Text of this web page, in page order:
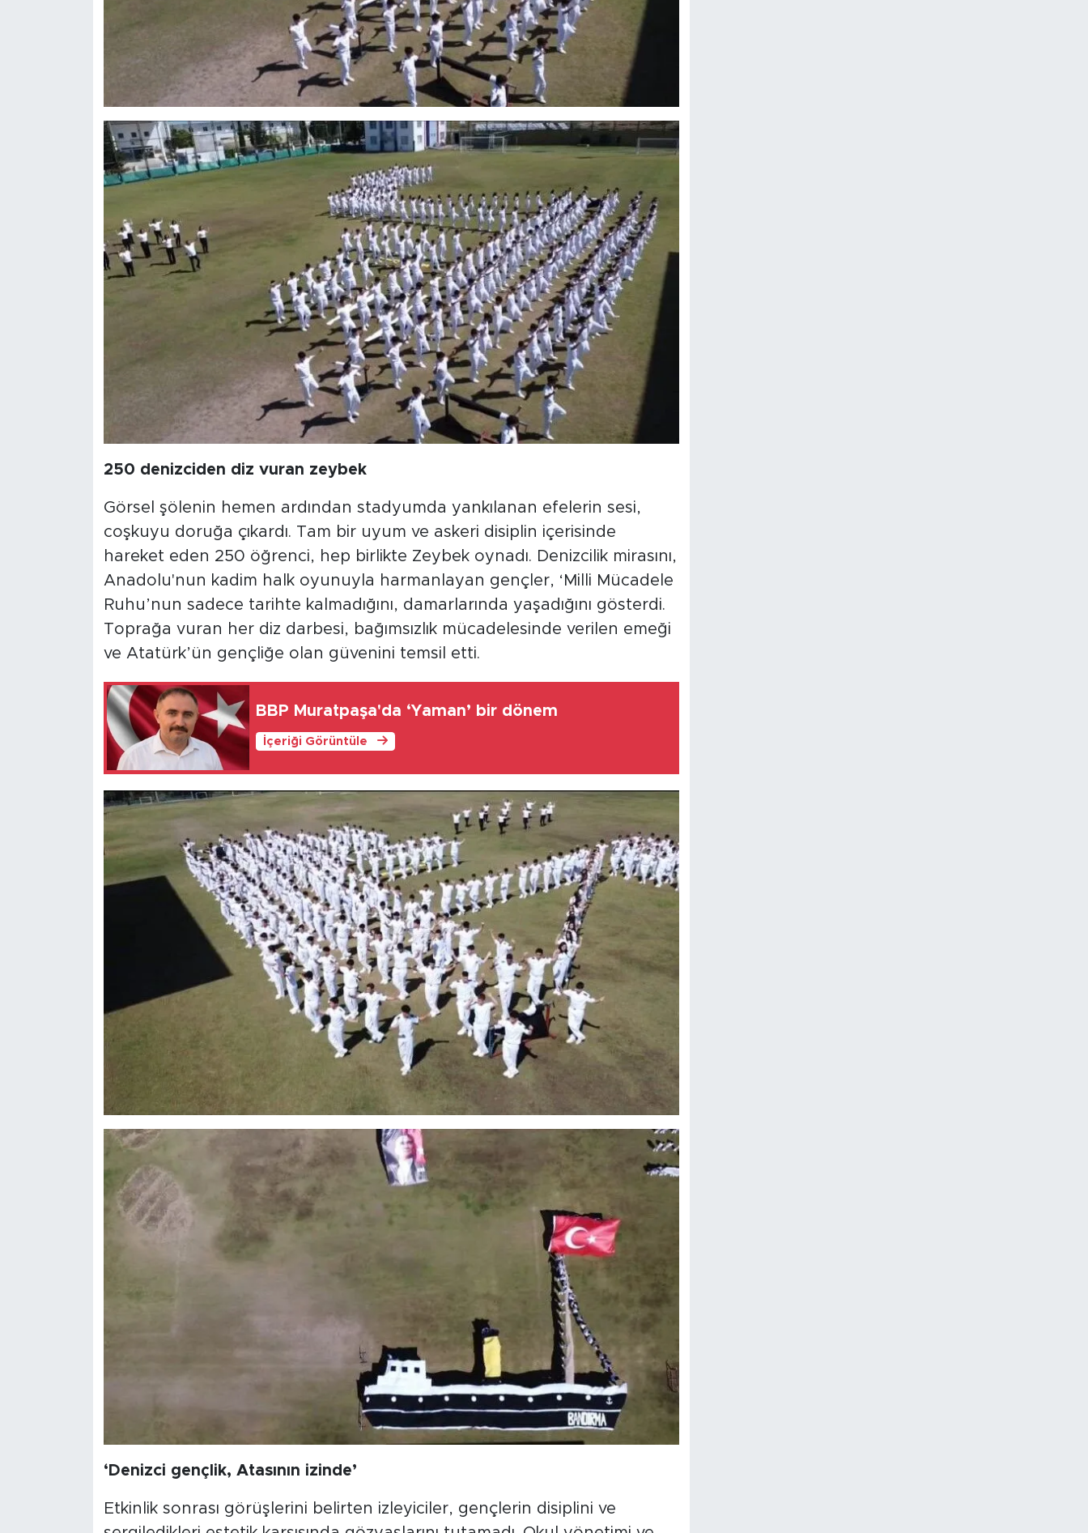
250 denizciden diz vuran zeybek
​Görsel şölenin hemen ardından stadyumda yankılanan efelerin sesi,
coşkuyu doruğa çıkardı. Tam bir uyum ve askeri disiplin içerisinde
hareket eden 250 öğrenci, hep birlikte Zeybek oynadı. Denizcilik mirasını,
Anadolu'nun kadim halk oyunuyla harmanlayan gençler, ‘Milli Mücadele
Ruhu’nun sadece tarihte kalmadığını, damarlarında yaşadığını gösterdi.
Toprağa vuran her diz darbesi, bağımsızlık mücadelesinde verilen emeği
ve Atatürk’ün gençliğe olan güvenini temsil etti.
BBP Muratpaşa'da ‘Yaman’ bir dönem
İçeriği Görüntüle
‘Denizci gençlik, Atasının izinde’
​Etkinlik sonrası görüşlerini belirten izleyiciler, gençlerin disiplini ve